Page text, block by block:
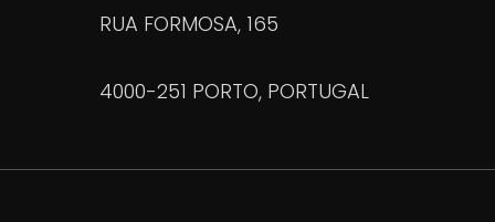
RUA FORMOSA, 165
4000-251 PORTO, PORTUGAL